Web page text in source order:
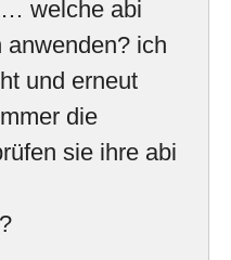
welche abi
ich
und erneut
die
sie ihre abi